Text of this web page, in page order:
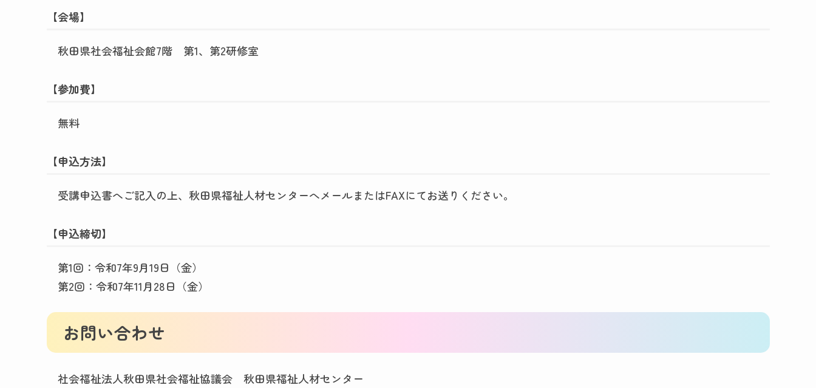
【会場】
秋田県社会福祉会館7階 第1、第2研修室
【参加費】
無料
【申込方法】
受講申込書へご記入の上、秋田県福祉人材センターへメールまたはFAXにてお送りください。
【申込締切】
第1回：令和7年9月19日（金）
第2回：令和7年11月28日（金）
お問い合わせ
社会福祉法人秋田県社会福祉協議会 秋田県福祉人材センター